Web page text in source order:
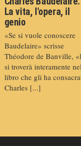
La vita, l'opera, il
genio
«Se si vuole conoscere
Baudelaire» scrisse
Théodore de Banville,
si troverà interamente nel
libro che gli ha
Charles [...]